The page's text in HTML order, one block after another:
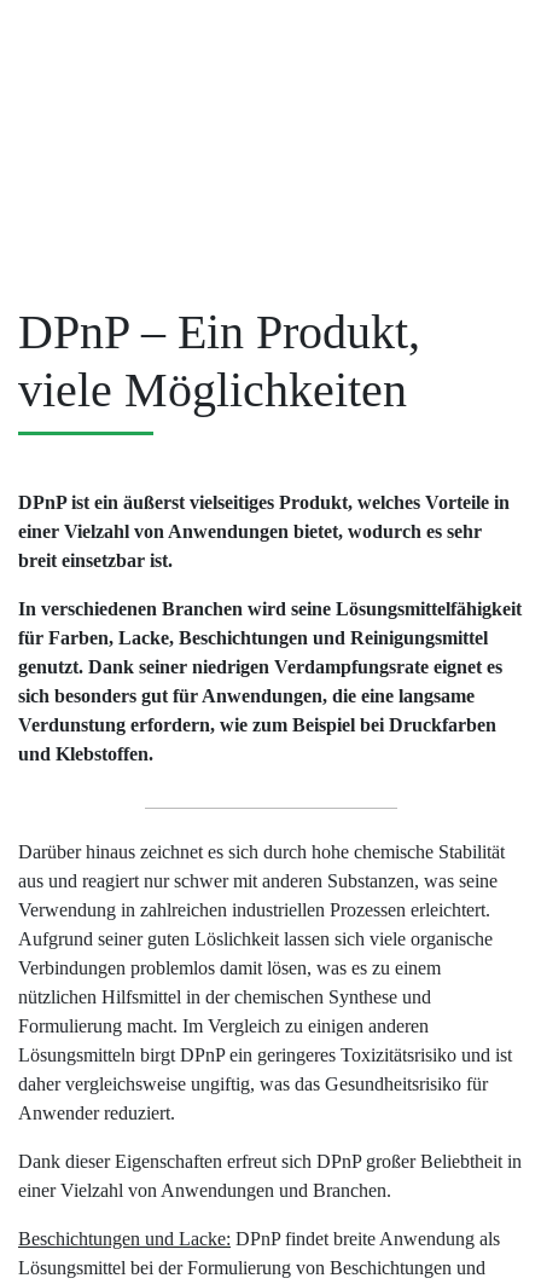
DPnP – Ein Produkt,
viele Möglichkeiten
DPnP ist ein äußerst vielseitiges Produkt, welches Vorteile in
einer Vielzahl von Anwendungen bietet, wodurch es sehr
breit einsetzbar ist.
In verschiedenen Branchen wird seine Lösungsmittelfähigkeit
für Farben, Lacke, Beschichtungen und Reinigungsmittel
genutzt. Dank seiner niedrigen Verdampfungsrate eignet es
sich besonders gut für Anwendungen, die eine langsame
Verdunstung erfordern, wie zum Beispiel bei Druckfarben
und Klebstoffen.
Darüber hinaus zeichnet es sich durch hohe chemische Stabilität
aus und reagiert nur schwer mit anderen Substanzen, was seine
Verwendung in zahlreichen industriellen Prozessen erleichtert.
Aufgrund seiner guten Löslichkeit lassen sich viele organische
Verbindungen problemlos damit lösen, was es zu einem
nützlichen Hilfsmittel in der chemischen Synthese und
Formulierung macht. Im Vergleich zu einigen anderen
Lösungsmitteln birgt DPnP ein geringeres Toxizitätsrisiko und ist
daher vergleichsweise ungiftig, was das Gesundheitsrisiko für
Anwender reduziert.
Dank dieser Eigenschaften erfreut sich DPnP großer Beliebtheit in
einer Vielzahl von Anwendungen und Branchen.
Beschichtungen und Lacke: DPnP findet breite Anwendung als
Lösungsmittel bei der Formulierung von Beschichtungen und